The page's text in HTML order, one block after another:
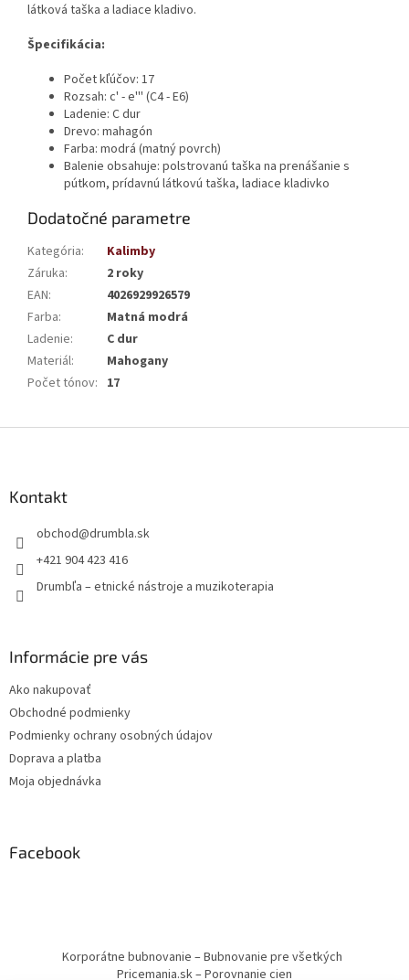
látková taška a ladiace kladivo.
Špecifikácia:
Počet kľúčov: 17
Rozsah: c' - e''' (C4 - E6)
Ladenie: C dur
Drevo: mahagón
Farba: modrá (matný povrch)
Balenie obsahuje: polstrovanú taška na prenášanie s
pútkom, prídavnú látkovú taška, ladiace kladivko
Dodatočné parametre
Kategória:
Kalimby
Záruka:
2 roky
EAN:
4026929926579
Farba:
Matná modrá
Ladenie:
C dur
Materiál:
Mahogany
Počet tónov: 17
Kontakt
obchod@drumbla.sk
+421 904 423 416
Drumbľa – etnické nástroje a muzikoterapia
Informácie pre vás
Ako nakupovať
Obchodné podmienky
Podmienky ochrany osobných údajov
Doprava a platba
Moja objednávka
Facebook
Korporátne bubnovanie – Bubnovanie pre všetkých
Pricemania.sk – Porovnanie cien